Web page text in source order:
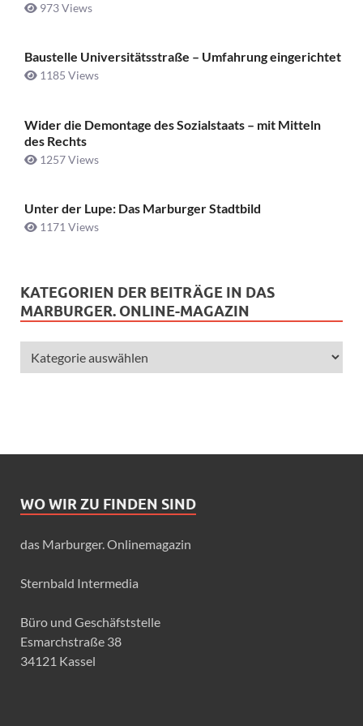
973 Views
Baustelle Universitätsstraße ­– Umfahrung eingerichtet
1185 Views
Wider die Demontage des Sozialstaats – mit Mitteln
des Rechts
1257 Views
Unter der Lupe: Das Marburger Stadtbild
1171 Views
KATEGORIEN DER BEITRÄGE IN DAS
MARBURGER. ONLINE-MAGAZIN
WO WIR ZU FINDEN SIND
das Marburger. Onlinemagazin
Sternbald Intermedia
Büro und Geschäfststelle
Esmarchstraße 38
34121 Kassel